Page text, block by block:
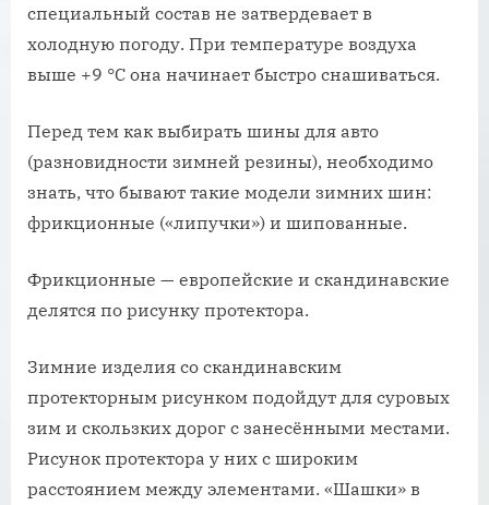
специальный состав не затвердевает в
холодную погоду. При температуре воздуха
выше +9 °С она начинает быстро снашиваться.
Перед тем как выбирать шины для авто
(разновидности зимней резины), необходимо
знать, что бывают такие модели зимних шин:
фрикционные («липучки») и шипованные.
Фрикционные — европейские и скандинавские
делятся по рисунку протектора.
Зимние изделия со скандинавским
протекторным рисунком подойдут для суровых
зим и скользких дорог с занесёнными местами.
Рисунок протектора у них с широким
расстоянием между элементами. «Шашки» в